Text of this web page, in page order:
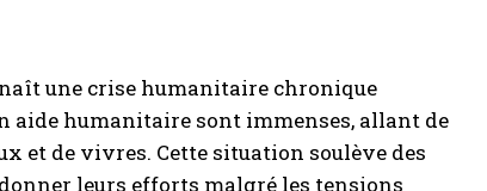
une crise humanitaire chronique
aide humanitaire sont immenses, allant de
et de vivres. Cette situation soulève des
leurs efforts malgré les tensions